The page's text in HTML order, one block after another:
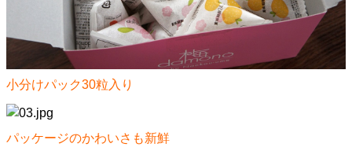
小分けパック30粒入り
パッケージのかわいさも新鮮